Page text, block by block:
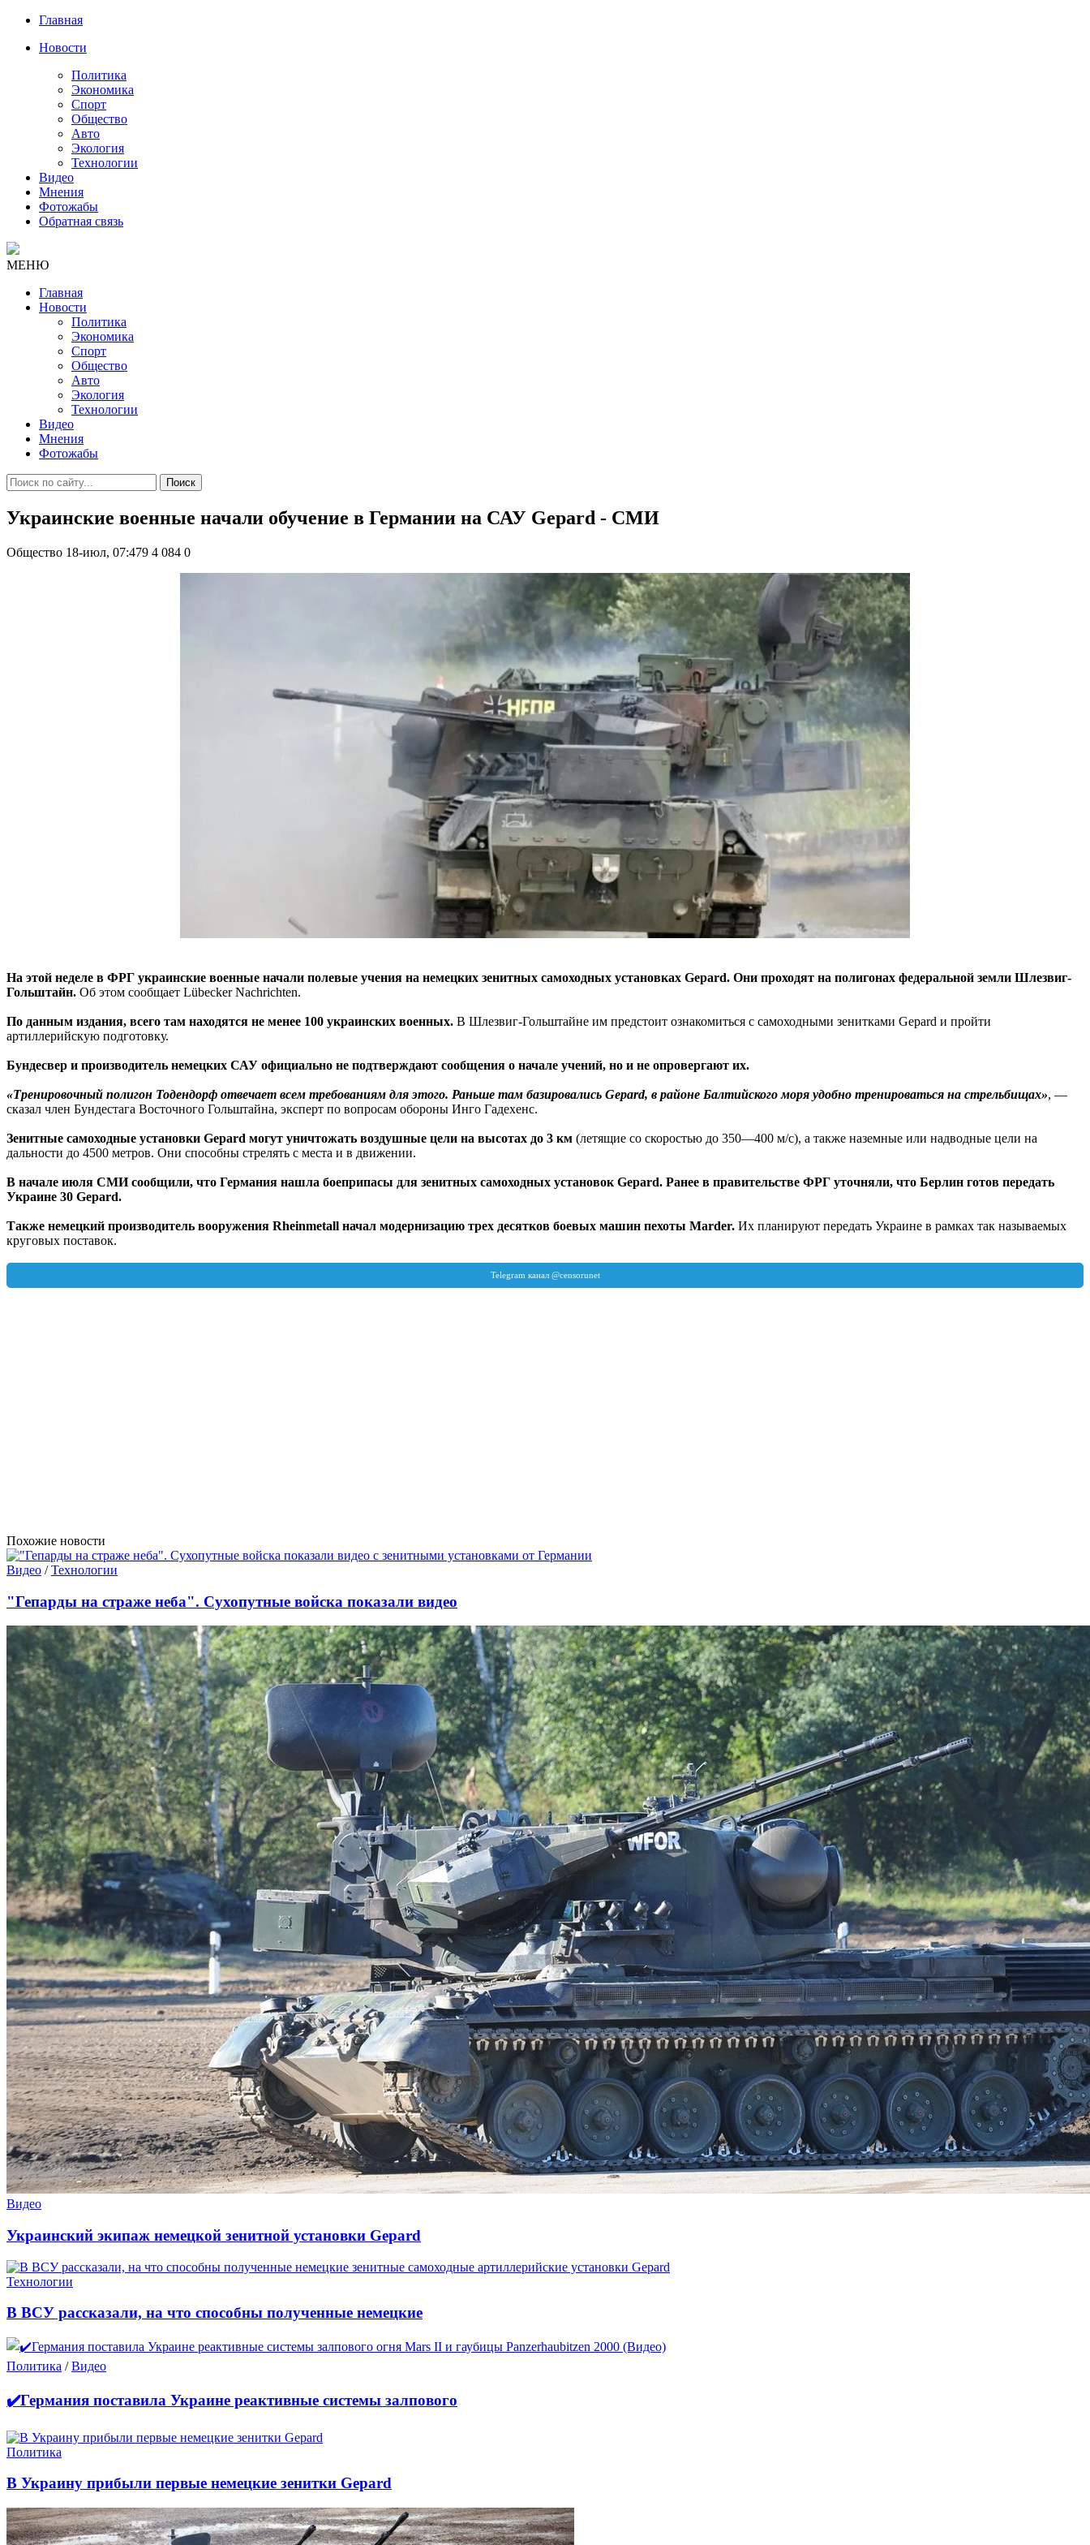
Главная
Новости
Политика
Экономика
Спорт
Общество
Авто
Экология
Технологии
Видео
Мнения
Фотожабы
Обратная связь
МЕНЮ
Главная
Новости
Политика
Экономика
Спорт
Общество
Авто
Экология
Технологии
Видео
Мнения
Фотожабы
Поиск
Украинские военные начали обучение в Германии на САУ Gepard - СМИ
Общество 18-июл, 07:479 4 084 0
На этой неделе в ФРГ украинские военные начали полевые учения на немецких зенитных самоходных установках Gepard. Они проходят на полигонах федеральной земли Шлезвиг-
Гольштайн. Об этом сообщает Lübecker Nachrichten.
По данным издания, всего там находятся не менее 100 украинских военных. В Шлезвиг-Гольштайне им предстоит ознакомиться с самоходными зенитками Gepard и пройти
артиллерийскую подготовку.
Бундесвер и производитель немецких САУ официально не подтверждают сообщения о начале учений, но и не опровергают их.
«Тренировочный полигон Тодендорф отвечает всем требованиям для этого. Раньше там базировались Gepard, в районе Балтийского моря удобно тренироваться на стрельбищах», —
сказал член Бундестага Восточного Гольштайна, эксперт по вопросам обороны Инго Гадехенс.
Зенитные самоходные установки Gepard могут уничтожать воздушные цели на высотах до 3 км (летящие со скоростью до 350—400 м/с), а также наземные или надводные цели на
дальности до 4500 метров. Они способны стрелять с места и в движении.
В начале июля СМИ сообщили, что Германия нашла боеприпасы для зенитных самоходных установок Gepard. Ранее в правительстве ФРГ уточняли, что Берлин готов передать
Украине 30 Gepard.
Также немецкий производитель вооружения Rheinmetall начал модернизацию трех десятков боевых машин пехоты Marder. Их планируют передать Украине в рамках так называемых
круговых поставок.
Похожие новости
Видео /Технологии
"Гепарды на страже неба". Сухопутные войска показали видео
Видео
Украинский экипаж немецкой зенитной установки Gepard
Технологии
В ВСУ рассказали, на что способны полученные немецкие
Политика /Видео
✔️Германия поставила Украине реактивные системы залпового
Политика
В Украину прибыли первые немецкие зенитки Gepard